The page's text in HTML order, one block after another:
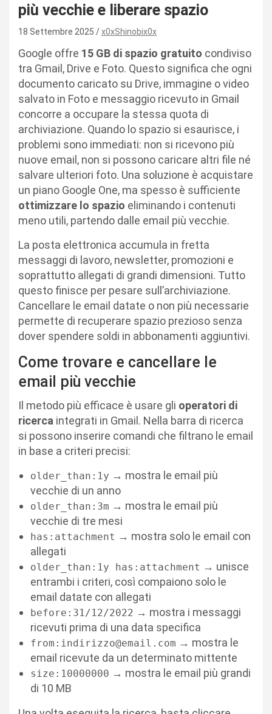
più vecchie e liberare spazio
18 Settembre 2025 x0xShinobix0x
Google offre 15 GB di spazio gratuito condiviso
tra Gmail, Drive e Foto. Questo significa che ogni
documento caricato su Drive, immagine o video
salvato in Foto e messaggio ricevuto in Gmail
concorre a occupare la stessa quota di
archiviazione. Quando lo spazio si esaurisce, i
problemi sono immediati: non si ricevono più
nuove email, non si possono caricare altri file né
salvare ulteriori foto. Una soluzione è acquistare
un piano Google One, ma spesso è sufficiente
ottimizzare lo spazio eliminando i contenuti
meno utili, partendo dalle email più vecchie.
La posta elettronica accumula in fretta
messaggi di lavoro, newsletter, promozioni e
soprattutto allegati di grandi dimensioni. Tutto
questo finisce per pesare sull’archiviazione.
Cancellare le email datate o non più necessarie
permette di recuperare spazio prezioso senza
dover spendere soldi in abbonamenti aggiuntivi.
Come trovare e cancellare le
email più vecchie
Il metodo più efficace è usare gli operatori di
ricerca integrati in Gmail. Nella barra di ricerca
si possono inserire comandi che filtrano le email
in base a criteri precisi:
older_than:1y → mostra le email più
vecchie di un anno
older_than:3m → mostra le email più
vecchie di tre mesi
has:attachment → mostra solo le email con
allegati
older_than:1y has:attachment → unisce
entrambi i criteri, così compaiono solo le
email datate con allegati
before:31/12/2022 → mostra i messaggi
ricevuti prima di una data specifica
from:indirizzo@email.com → mostra le
email ricevute da un determinato mittente
size:10000000 → mostra le email più grandi
di 10 MB